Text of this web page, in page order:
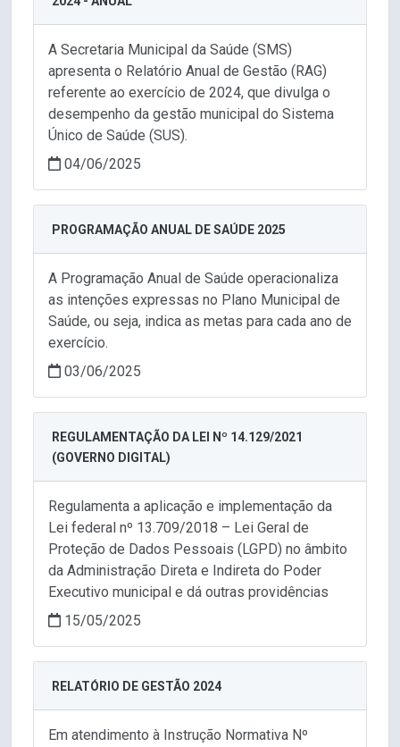
A Secretaria Municipal da Saúde (SMS)
apresenta o Relatório Anual de Gestão (RAG)
referente ao exercício de 2024, que divulga o
desempenho da gestão municipal do Sistema
Único de Saúde (SUS).
04/06/2025
PROGRAMAÇÃO ANUAL DE SAÚDE 2025
A Programação Anual de Saúde operacionaliza
as intenções expressas no Plano Municipal de
Saúde, ou seja, indica as metas para cada ano de
exercício.
03/06/2025
REGULAMENTAÇÃO DA LEI Nº 14.129/2021
(GOVERNO DIGITAL)
Regulamenta a aplicação e implementação da
Lei federal nº 13.709/2018 – Lei Geral de
Proteção de Dados Pessoais (LGPD) no âmbito
da Administração Direta e Indireta do Poder
Executivo municipal e dá outras providências
15/05/2025
RELATÓRIO DE GESTÃO 2024
Em atendimento à Instrução Normativa Nº